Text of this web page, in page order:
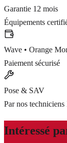
Garantie 12 mois
Équipements
Wave • Orange
Paiement sécurisé
Pose & SAV
Par nos
Intéressé